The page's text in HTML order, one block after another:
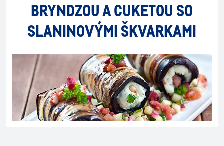
BRYNDZOU A CUKETOU SO
SLANINOVÝMI ŠKVARKAMI